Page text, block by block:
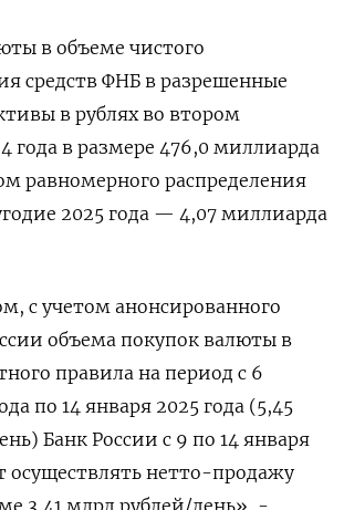
в объеме чистого
средств ФНБ в разрешенные
в рублях во втором
года в размере 476,0 миллиарда
равномерного распределения
2025 года — 4,07 миллиарда
с учетом анонсированного
объема покупок валюты в
правила на период с 6
по 14 января 2025 года (5,45
Банк России с 9 по 14 января
осуществлять нетто-продажу
3,41 млрд рублей/день», -